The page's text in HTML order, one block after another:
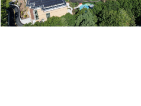
Pay Bills
Watch